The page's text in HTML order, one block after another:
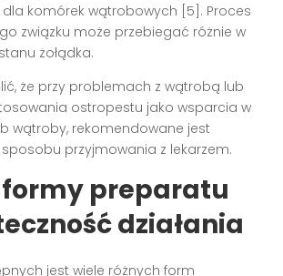
komórek wątrobowych [5]. Proces
związku może przebiegać różnie w
żołądka.
że przy problemach z wątrobą lub
ostropestu jako wsparcia w
wątroby, rekomendowane jest
przyjmowania z lekarzem.
formy preparatu
działania
jest wiele różnych form